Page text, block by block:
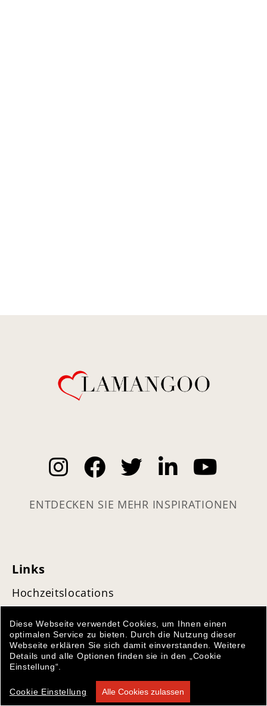
ENTDECKEN SIE MEHR INSPIRATIONEN
Links
Hochzeitslocations
Angebote
Hochzeitsmode
Juweliere
Diese Webseite verwendet Cookies, um Ihnen einen
optimalen Service zu bieten. Durch die Nutzung dieser
Webseite erklären Sie sich damit einverstanden. Weitere
Details und alle Optionen finden sie in den „Cookie
Einstellung“.
Cookie Einstellung Alle Cookies zulassen